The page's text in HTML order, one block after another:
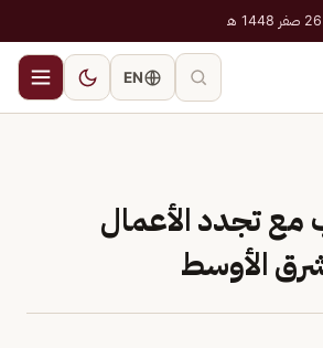
EN
مع تجدد الأعمال
الأوسط